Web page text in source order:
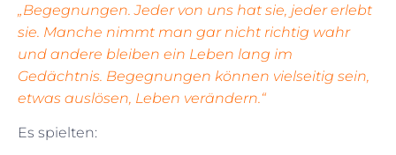
„Begegnungen. Jeder von uns hat sie, jeder erlebt
sie. Manche nimmt man gar nicht richtig wahr
und andere bleiben ein Leben lang im
Gedächtnis. Begegnungen können vielseitig sein,
etwas auslösen, Leben verändern.“
Es spielten: